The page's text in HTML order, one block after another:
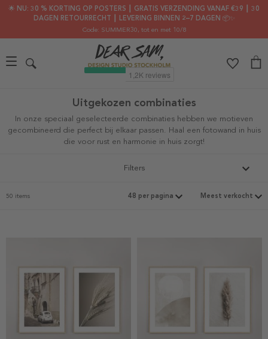
🌟 NU: 30 % KORTING OP POSTERS ┃ GRATIS VERZENDING VANAF €39 ┃ 30
DAGEN RETOURRECHT ┃ LEVERING BINNEN 2–7 DAGEN 📦✨
Code: SUMMER30, tot en met 10/8
Uitgekozen combinaties
In onze speciaal geselecteerde combinaties hebben we motieven
gecombineerd die perfect bij elkaar passen. Haal een fotowand in huis
die voor rust en harmonie in huis zorgt!
Filters
50 items